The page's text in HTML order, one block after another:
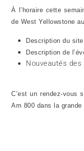
À l’horaire cette
de West Yellowstone
Description du site
Description de
Nouveautés
C’est un rendez-vous
Am 800 dans la grande